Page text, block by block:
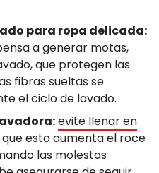
para ropa delicada:
a generar motas,
que protegen las
fibras sueltas se
el ciclo de lavado.
evite llenar en
que esto aumenta el roce
las molestas